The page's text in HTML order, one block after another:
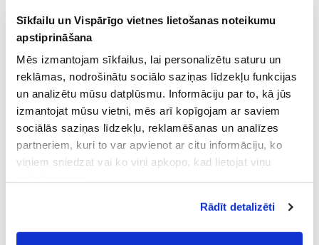
Sīkfailu un Vispārīgo vietnes lietošanas noteikumu
apstiprināšana
Mēs izmantojam sīkfailus, lai personalizētu saturu un
reklāmas, nodrošinātu sociālo saziņas līdzekļu funkcijas
un analizētu mūsu datplūsmu. Informāciju par to, kā jūs
izmantojat mūsu vietni, mēs arī kopīgojam ar saviem
sociālās saziņas līdzekļu, reklamēšanas un analīzes
partneriem, kuri to var apvienot ar citu informāciju, ko
viņiem sniedzat vai ko viņi apkopo, kad lietojat viņu
Vispārīgiem vietnes lietošanas
noteikumiem(saīsināti - VVLN).
Rādīt detalizēti